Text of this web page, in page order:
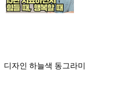
디자인 하늘색 동그라미